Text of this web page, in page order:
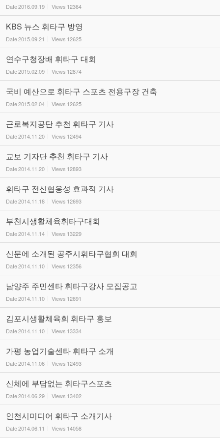
Date2016.09.19 Views 12364
KBS 뉴스 휘타구 방영
Date2015.09.21 Views 12625
연수구청장배 휘타구 대회
Date2015.02.09 Views 12874
국비 예산으로 휘타구 스포츠 전용구장 건축
Date2015.02.04 Views 12625
근로복지공단 추천 휘타구 기사
Date2014.11.20 Views 12494
교보 기자단 추천 휘타구 기사
Date2014.11.20 Views 12893
휘타구 전신협응성 효과적 기사
Date2014.11.18 Views 12693
부천시생활체육휘타구대회
Date2014.11.14 Views 13229
신문에 소개된 공주시휘타구협회 대회
Date2014.11.10 Views 12356
남양주 주민센타 휘타구강사 모집공고
Date2014.11.10 Views 12691
김포시생활체육회 휘타구 홍보
Date2014.11.10 Views 13334
가평 농업기술센타 휘타구 소개
Date2014.11.06 Views 12493
신체에 부담없는 휘타구스포츠
Date2014.06.29 Views 13402
인천시미디어 휘타구 소개기사
Date2014.06.11 Views 14058